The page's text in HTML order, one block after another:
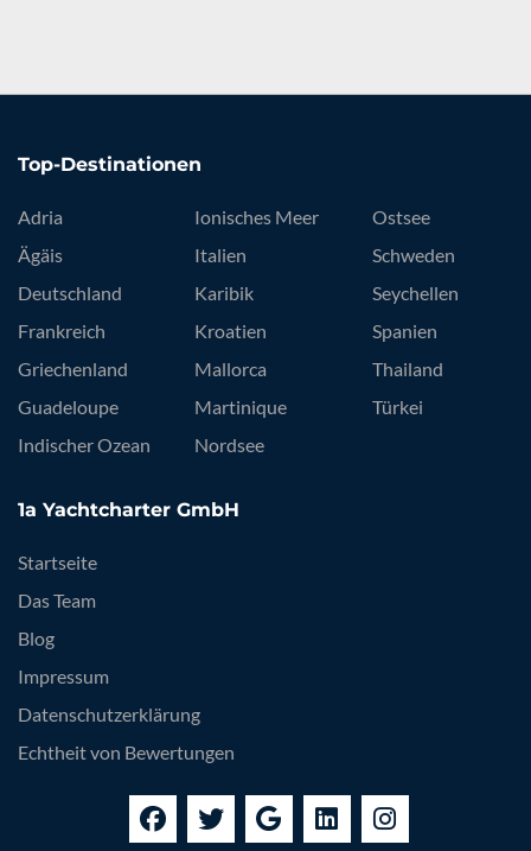
Top-Destinationen
Adria
Ägäis
Deutschland
Frankreich
Griechenland
Guadeloupe
Indischer Ozean
Ionisches Meer
Italien
Karibik
Kroatien
Mallorca
Martinique
Nordsee
Ostsee
Schweden
Seychellen
Spanien
Thailand
Türkei
1a Yachtcharter GmbH
Startseite
Das Team
Blog
Impressum
Datenschutzerklärung
Echtheit von Bewertungen